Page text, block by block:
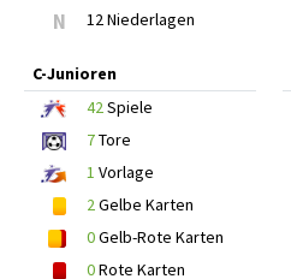
N 12 Niederlagen
C-Junioren
42Spiele
7Tore
1 Vorlage
2Gelbe Karten
0Gelb-Rote Karten
0Rote Karten